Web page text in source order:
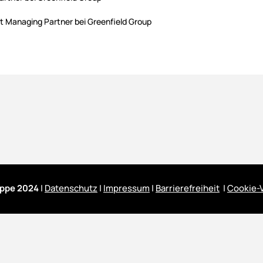
Managing Partner bei Greenfield Group
2024| Datenschutz| Impressum | Barrierefreiheit |Cookie-